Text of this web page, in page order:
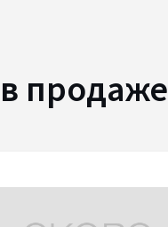
продаже